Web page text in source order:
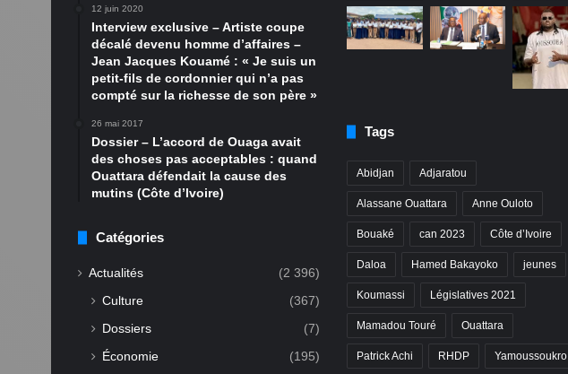
12 juin 2020
Interview exclusive – Artiste coupe
décalé devenu homme d’affaires –
Jean Jacques Kouamé : « Je suis un
petit-fils de cordonnier qui n’a pas
compté sur la richesse de son père »
26 mai 2017
Dossier – L’accord de Ouaga avait
des choses pas acceptables : quand
Ouattara défendait la cause des
mutins (Côte d’Ivoire)
Catégories
Actualités (2 396)
Culture
(367)
Dossiers
(7)
Économie
(195)
Tags
Abidjan Adjaratou
Alassane Ouattara Anne Ouloto
Bouaké can 2023 Côte d’Ivoire
Daloa Hamed Bakayoko jeunes
Koumassi Législatives 2021
Mamadou Touré Ouattara
Patrick Achi RHDP Yamoussoukro